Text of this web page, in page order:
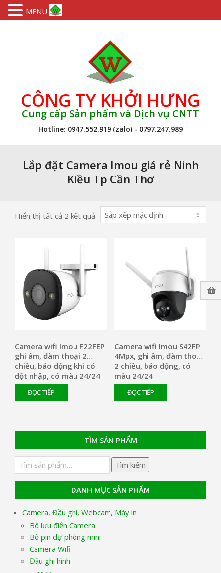
CÔNG TY KHỞI HƯNG
Cung cấp Sản phẩm và Dịch vụ CNTT
Hotline: 0947.552.919 (zalo) - 0797.247.989
NavigationLắp đặt Camera Imou giá rẻ Ninh
Kiều Tp Cần Thơ
Hiển thị tất cả 2 kết quả
Camera wifi Imou F22FEP
ghi âm, đàm thoại 2
chiều, báo động khi có
đột nhập, có màu 24/24
ĐỌC TIẾP
Camera wifi Imou S42FP
4Mpx, ghi âm, đàm thoại
2 chiều, báo động, có
màu 24/24
ĐỌC TIẾP
TÌM SẢN PHẨM
Tìm
kiếm:
Tìm kiếm
DANH MỤC SẢN PHẨM
Camera, Đầu ghi, Webcam, Máy in
Bộ lưu điện Camera
Bộ pin dự phòng mini
Camera Wifi
Đầu ghi hình
MENU